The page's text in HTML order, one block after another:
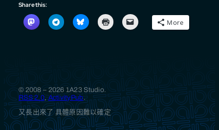
Share this:
More
© 2008 – 2026 1A23 Studio.
RSS 2.0, ActivityPub.
又長出來了 具體原因難以確定